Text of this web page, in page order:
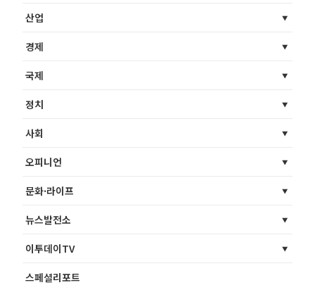
산업
경제
국제
정치
사회
오피니언
문화·라이프
뉴스발전소
이투데이TV
스페셜리포트